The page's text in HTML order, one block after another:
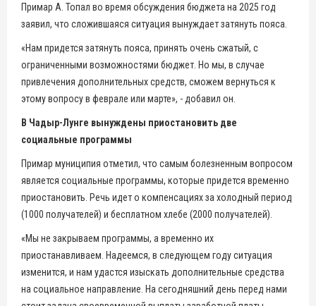
Примар А. Топал во время обсуждения бюджета на 2025 год
заявил, что сложившаяся ситуация вынуждает затянуть пояса.
«Нам придется затянуть пояса, принять очень сжатый, с
ограниченными возможностями бюджет. Но мы, в случае
привлечения дополнительных средств, сможем вернуться к
этому вопросу в феврале или марте», - добавил он.
В Чадыр-Лунге вынуждены приостановить две
социальные программы
Примар муниципия отметил, что самым болезненным вопросом
является социальные программы, которые придется временно
приостановить. Речь идет о компенсациях за холодный период
(1000 получателей) и бесплатном хлебе (2000 получателей).
«Мы не закрываем программы, а временно их
приостанавливаем. Надеемся, в следующем году ситуация
изменится, и нам удастся изыскать дополнительные средства
на социальное направление. На сегодняшний день перед нами